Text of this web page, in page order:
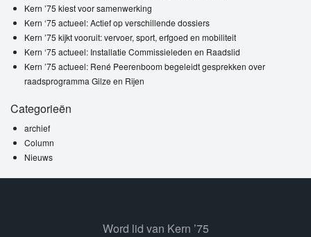
Kern ’75 kiest voor samenwerking
Kern ‘75 actueel: Actief op verschillende dossiers
Kern ’75 kijkt vooruit: vervoer, sport, erfgoed en mobiliteit
Kern ‘75 actueel: Installatie Commissieleden en Raadslid
Kern ’75 actueel: René Peerenboom begeleidt gesprekken over
raadsprogramma Gilze en Rijen
Categorieën
archief
Column
Nieuws
Word lid van Kern ’75